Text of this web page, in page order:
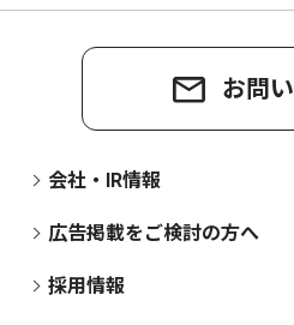
お問
会社・IR情報
広告掲載をご検討の方へ
採用情報